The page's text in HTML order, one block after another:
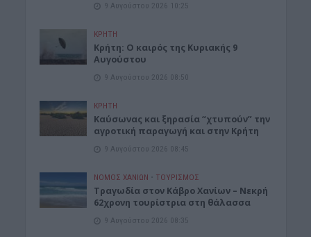
9 Αυγούστου 2026 10:25
ΚΡΗΤΗ
Κρήτη: Ο καιρός της Κυριακής 9
Αυγούστου
9 Αυγούστου 2026 08:50
ΚΡΗΤΗ
Καύσωνας και ξηρασία “χτυπούν” την
αγροτική παραγωγή και στην Κρήτη
9 Αυγούστου 2026 08:45
ΝΟΜΌΣ ΧΑΝΊΩΝ • ΤΟΥΡΙΣΜΟΣ
Τραγωδία στον Κάβρο Χανίων – Νεκρή
62χρονη τουρίστρια στη θάλασσα
9 Αυγούστου 2026 08:35